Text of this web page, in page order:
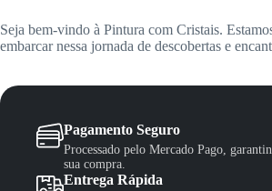
Seja bem-vindo à Pintura com Cristais.
embarcar nessa jornada de descobertas e
Pagamento Seguro
Processado pelo Mercado Pago,
sua compra.
Entrega Rápida